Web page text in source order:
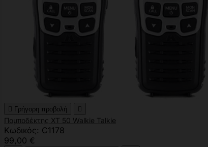
 Γρήγορη προβολή 
Πομποδέκτης XT 50 Walkie Talkie
Κωδικός: C1178
99,00 €